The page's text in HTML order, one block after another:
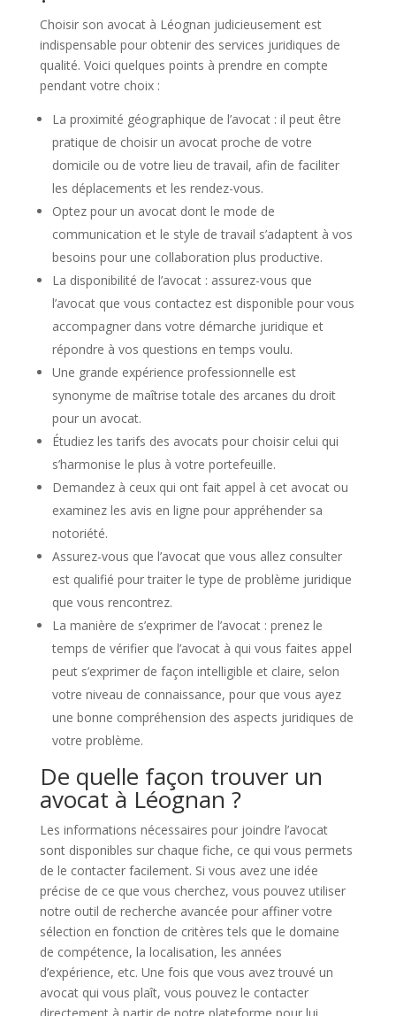
Choisir son avocat à Léognan judicieusement est
indispensable pour obtenir des services juridiques de
qualité. Voici quelques points à prendre en compte
pendant votre choix :
La proximité géographique de l’avocat : il peut être
pratique de choisir un avocat proche de votre
domicile ou de votre lieu de travail, afin de faciliter
les déplacements et les rendez-vous.
Optez pour un avocat dont le mode de
communication et le style de travail s’adaptent à vos
besoins pour une collaboration plus productive.
La disponibilité de l’avocat : assurez-vous que
l’avocat que vous contactez est disponible pour vous
accompagner dans votre démarche juridique et
répondre à vos questions en temps voulu.
Une grande expérience professionnelle est
synonyme de maîtrise totale des arcanes du droit
pour un avocat.
Étudiez les tarifs des avocats pour choisir celui qui
s’harmonise le plus à votre portefeuille.
Demandez à ceux qui ont fait appel à cet avocat ou
examinez les avis en ligne pour appréhender sa
notoriété.
Assurez-vous que l’avocat que vous allez consulter
est qualifié pour traiter le type de problème juridique
que vous rencontrez.
La manière de s’exprimer de l’avocat : prenez le
temps de vérifier que l’avocat à qui vous faites appel
peut s’exprimer de façon intelligible et claire, selon
votre niveau de connaissance, pour que vous ayez
une bonne compréhension des aspects juridiques de
votre problème.
De quelle façon trouver un
avocat à Léognan ?
Les informations nécessaires pour joindre l’avocat
sont disponibles sur chaque fiche, ce qui vous permets
de le contacter facilement. Si vous avez une idée
précise de ce que vous cherchez, vous pouvez utiliser
notre outil de recherche avancée pour affiner votre
sélection en fonction de critères tels que le domaine
de compétence, la localisation, les années
d’expérience, etc. Une fois que vous avez trouvé un
avocat qui vous plaît, vous pouvez le contacter